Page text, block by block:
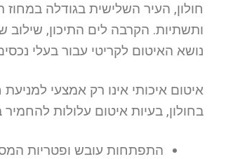
חולון, העיר השלישית בגודלה
ותשתיות. הקרבה לים התיכון,
נושא האיטום לקריטי עבור בעלי
איטום איכותי אינו רק אמצעי
בחולון, בעיות איטום עלולות
התפתחות עובש ופטריות